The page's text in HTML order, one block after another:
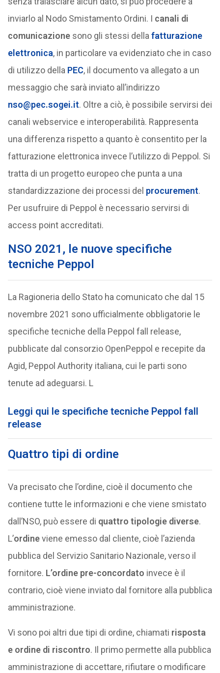
inviarlo al Nodo Smistamento Ordini. I canali di
comunicazionesono gli stessi della fatturazione
elettronica, in particolare va evidenziato che in caso
di utilizzo della PEC, il documento va allegato a un
messaggio che sarà inviato all’indirizzo
nso@pec.sogei.it. Oltre a ciò, è possibile servirsi dei
canali webservice e interoperabilità. Rappresenta
una differenza rispetto a quanto è consentito per la
fatturazione elettronica invece l’utilizzo di Peppol. Si
tratta di un progetto europeo che punta a una
standardizzazione dei processi del procurement.
Per usufruire di Peppol è necessario servirsi di
access point accreditati.
NSO 2021, le nuove specifiche
tecniche Peppol
La Ragioneria dello Stato ha comunicato che dal 15
novembre 2021 sono ufficialmente obbligatorie le
specifiche tecniche della Peppol fall release,
pubblicate dal consorzio OpenPeppol e recepite da
Agid, Peppol Authority italiana, cui le parti sono
tenute ad adeguarsi. L
Leggi qui le specifiche tecniche Peppol fall
release
Quattro tipi di ordine
Va precisato che l’ordine, cioè il documento che
contiene tutte le informazioni e che viene smistato
dall’NSO, può essere di quattro tipologie diverse.
L’ordineviene emesso dal cliente, cioè l’azienda
pubblica del Servizio Sanitario Nazionale, verso il
fornitore. L’ordine pre-concordato invece è il
contrario, cioè viene inviato dal fornitore alla pubblica
amministrazione.
Vi sono poi altri due tipi di ordine, chiamati risposta
e ordine di riscontro. Il primo permette alla pubblica
amministrazione di accettare, rifiutare o modificare